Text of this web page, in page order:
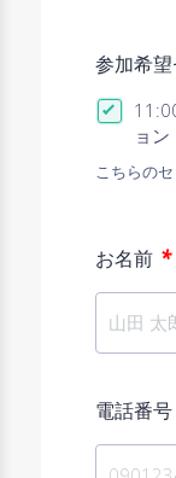
参加希
ョン
こちらの
お名前 *
電話番号